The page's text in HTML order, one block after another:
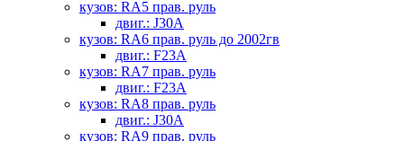
кузов: RA5 прав. руль
двиг.: J30A
кузов: RA6 прав. руль до 2002гв
двиг.: F23A
кузов: RA7 прав. руль
двиг.: F23A
кузов: RA8 прав. руль
двиг.: J30A
кузов: RA9 прав. руль